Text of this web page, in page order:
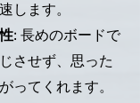
します。
: 長めのボードで
させず、思った
ってくれます。